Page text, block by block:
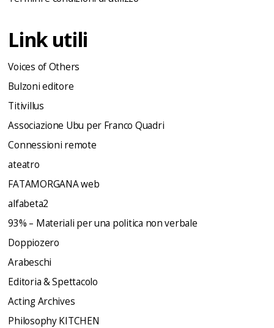
Link utili
Voices of Others
Bulzoni editore
Titivillus
Associazione Ubu per Franco Quadri
Connessioni remote
ateatro
FATAMORGANA web
alfabeta2
93% – Materiali per una politica non verbale
Doppiozero
Arabeschi
Editoria & Spettacolo
Acting Archives
Philosophy KITCHEN